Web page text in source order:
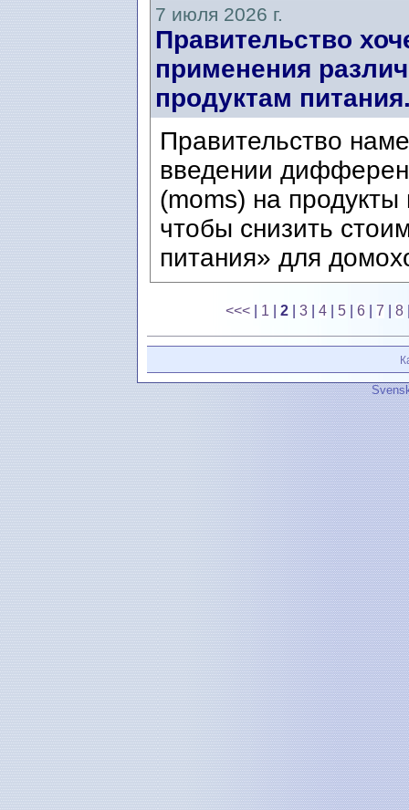
7 июля 2026 г.
Правительство
применения
продуктам
Правительство
введении
(moms) на
чтобы снизить
питания» для
<<< 1 2 3 4 5 6 7 8